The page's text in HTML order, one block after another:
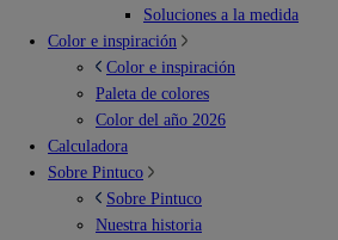
Soluciones a la medida
Color e inspiración
Color e inspiración
Paleta de colores
Color del año 2026
Calculadora
Sobre Pintuco
Sobre Pintuco
Nuestra historia